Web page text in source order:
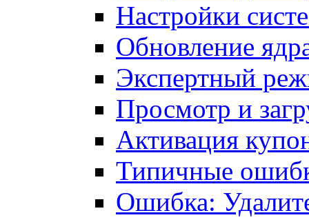
Настройки
Обновление
Экспертный
Просмотр и
Активация
Типичные
Ошибка: